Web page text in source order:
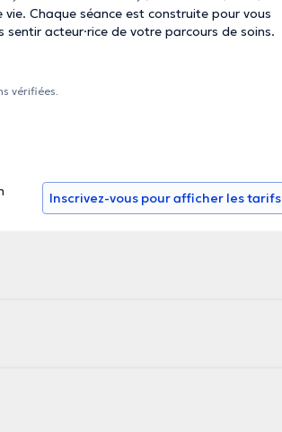
Chaque séance est construite pour vous
acteur·rice de votre parcours de soins.
vérifiées.
Inscrivez-vous pour afficher les tarifs